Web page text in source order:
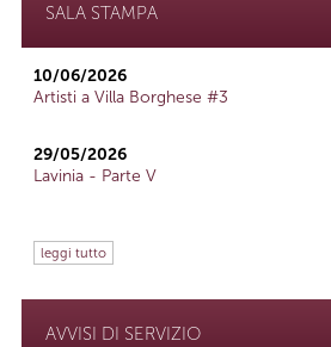
SALA STAMPA
10/06/2026
Artisti a Villa Borghese #3
29/05/2026
Lavinia - Parte V
leggi tutto
AVVISI DI SERVIZIO